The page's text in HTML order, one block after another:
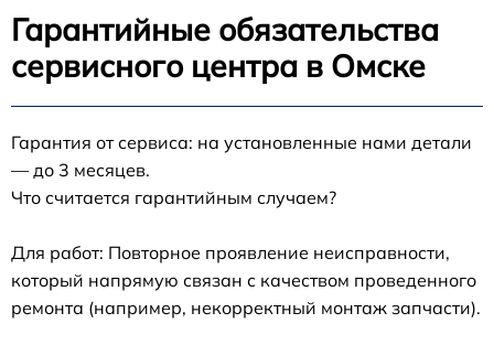
Гарантийные обязательства
сервисного центра в Омске
Гарантия от сервиса: на установленные нами детали
— до 3 месяцев.
Что считается гарантийным случаем?
Для работ: Повторное проявление неисправности,
который напрямую связан с качеством проведенного
ремонта (например, некорректный монтаж запчасти).